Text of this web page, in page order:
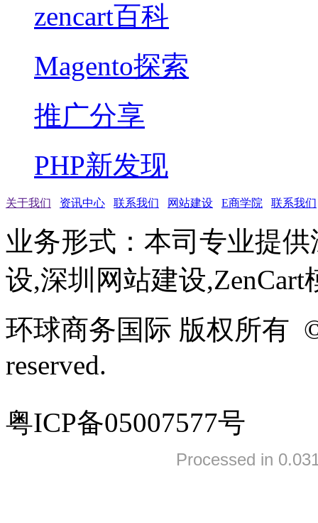
zencart百科
Magento探索
推广分享
PHP新发现
关于我们 资讯中心 联系我们 网站建设 E商学院 联系我们
业务形式：本司专业提
设,深圳网站建设,ZenCart
环球商务国际 版权所有
reserved.
粤ICP备05007577号
Processed in